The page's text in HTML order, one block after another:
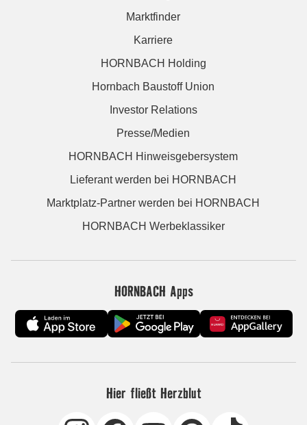
Marktfinder
Karriere
HORNBACH Holding
Hornbach Baustoff Union
Investor Relations
Presse/Medien
HORNBACH Hinweisgebersystem
Lieferant werden bei HORNBACH
Marktplatz-Partner werden bei HORNBACH
HORNBACH Werbeklassiker
HORNBACH Apps
Hier fließt Herzblut